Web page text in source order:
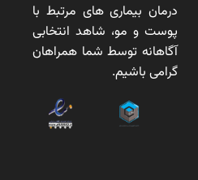
درمان بیماری های مرتبط با
پوست و مو، شاهد انتخابی
آگاهانه توسط شما همراهان
گرامی باشیم.